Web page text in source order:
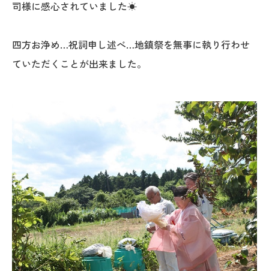
〒941-0062 新潟県糸魚川市中央2-4-2
025-552-0456 (本社)
0120-470-456 (フリーダイヤル)
上越店
〒942-0072 新潟県上越市栄町2-11-40 1F
025-530-6711 (上越店)
司様に感心されていました☀
四方お浄め…祝詞申し述べ…地鎮祭を無事に執り行わせ
ていただくことが出来ました。